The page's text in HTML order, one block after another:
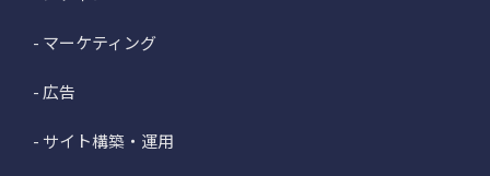
- マーケティング
- 広告
- サイト構築・運用